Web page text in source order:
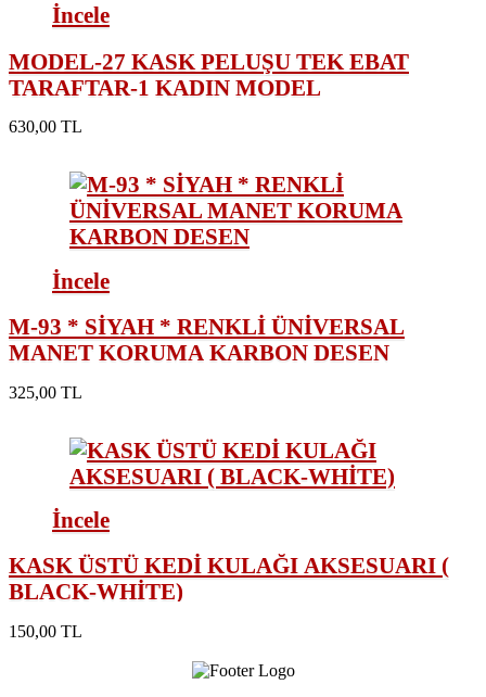
İncele
MODEL-27 KASK PELUŞU TEK EBAT
TARAFTAR-1 KADIN MODEL
630,00 TL
İncele
M-93 * SİYAH * RENKLİ ÜNİVERSAL
MANET KORUMA KARBON DESEN
325,00 TL
İncele
KASK ÜSTÜ KEDİ KULAĞI AKSESUARI (
BLACK-WHİTE)
150,00 TL